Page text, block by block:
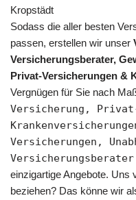
Kropstädt
Sodass die aller besten
passen, erstellen wir unser
Versicherungsberater,
Privat-Versicherungen &
Vergnügen für Sie nach
Versicherung,
Versicherungen,
Versicherungsberater
einzigartige Angebote. Uns
beziehen? Das könne wir